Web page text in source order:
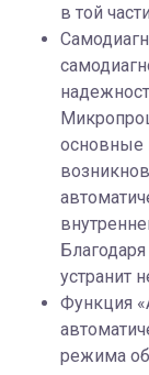
в той
основные
устранит
Функция
режима